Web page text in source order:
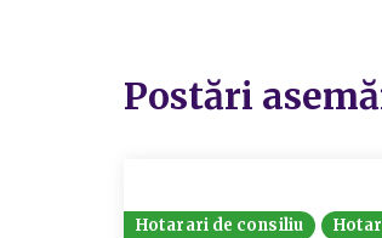
Postări
Hotarari de consiliu